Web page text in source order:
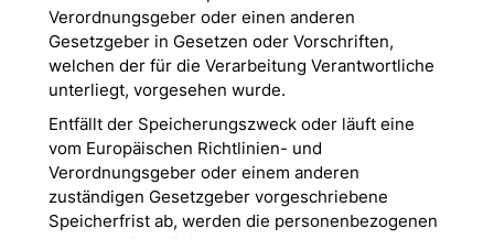
Verordnungsgeber oder einen anderen
Gesetzgeber in Gesetzen oder Vorschriften,
welchen der für die Verarbeitung Verantwortliche
unterliegt, vorgesehen wurde.
Entfällt der Speicherungszweck oder läuft eine
vom Europäischen Richtlinien- und
Verordnungsgeber oder einem anderen
zuständigen Gesetzgeber vorgeschriebene
Speicherfrist ab, werden die personenbezogenen